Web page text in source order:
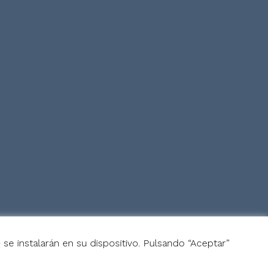
instalarán en su dispositivo. Pulsando “Aceptar”